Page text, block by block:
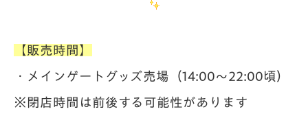
【販売時間】
・メインゲートグッズ売場（14:00～22:00頃）
※閉店時間は前後する可能性があります